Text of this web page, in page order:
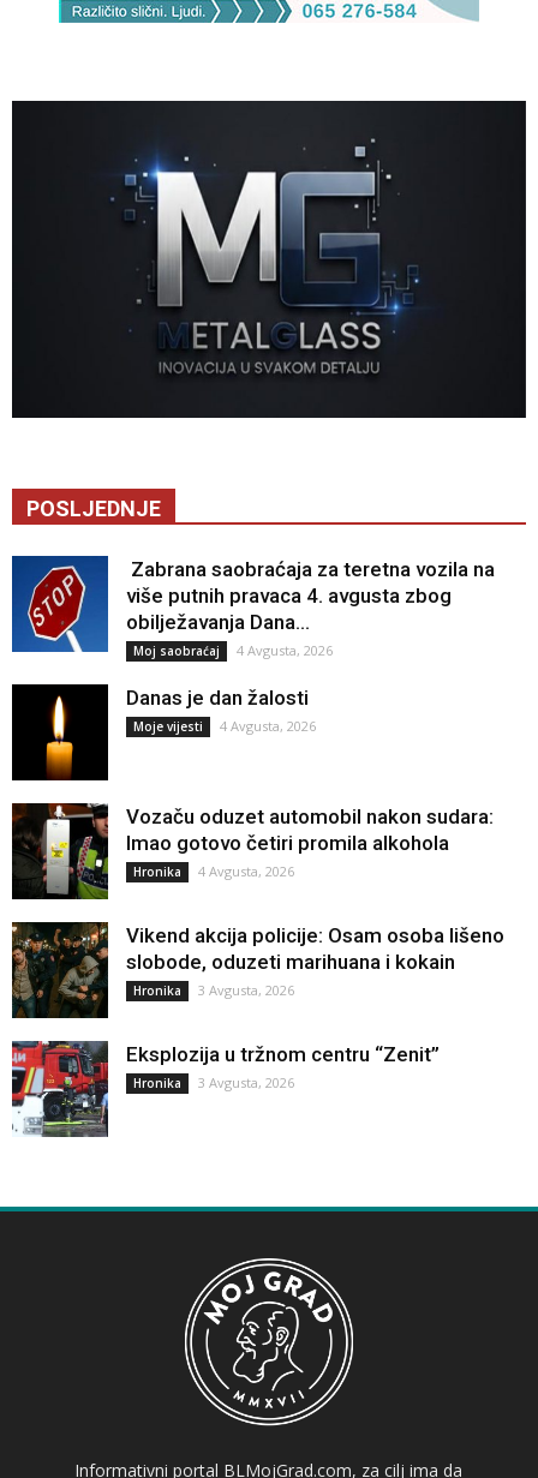
POSLJEDNJE
Zabrana saobraćaja za teretna vozila na
više putnih pravaca 4. avgusta zbog
obilježavanja Dana...
Moj saobraćaj 4 Avgusta, 2026
Danas je dan žalosti
Moje vijesti 4 Avgusta, 2026
Vozaču oduzet automobil nakon sudara:
Imao gotovo četiri promila alkohola
Hronika 4 Avgusta, 2026
Vikend akcija policije: Osam osoba lišeno
slobode, oduzeti marihuana i kokain
Hronika 3 Avgusta, 2026
Eksplozija u tržnom centru “Zenit”
Hronika 3 Avgusta, 2026
Informativni portal BLMojGrad.com, za cilj ima da